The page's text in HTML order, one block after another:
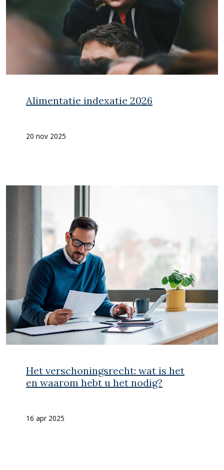
Alimentatie indexatie 2026
20 nov 2025
Het verschoningsrecht: wat is het
en waarom hebt u het nodig?
16 apr 2025